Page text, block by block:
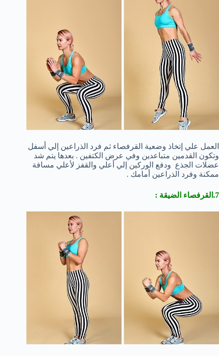
العمل علي إتخاذ وضعية القرفصاء ثم فرد الذراعين إلي أسفل
وتكون القدمين متباعدين وفي عرض الكتفين . بعدها يتم شد
عضلات الجذع ودفع الوركين إلي أعلي والقفز لأعلي مسافة
ممكنة وفرد الذراعين أمامك .
7.القرفصاء الضيقة :